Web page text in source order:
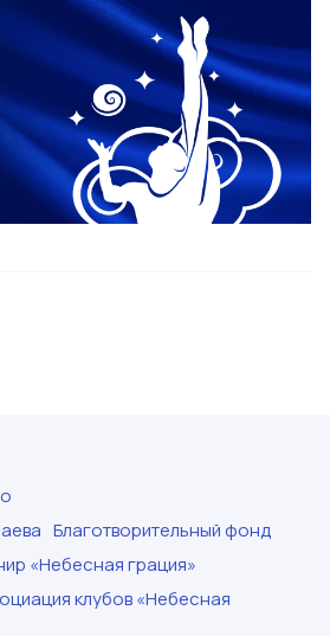
Благотворительный фонд
«Небесная грация»
клубов «Небесная